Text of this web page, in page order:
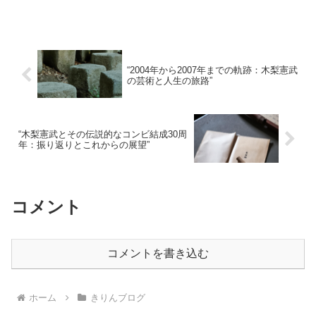
“2004年から2007年までの軌跡：木梨憲武
の芸術と人生の旅路”
“木梨憲武とその伝説的なコンビ結成30周
年：振り返りとこれからの展望”
コメント
コメントを書き込む
ホーム きりんブログ